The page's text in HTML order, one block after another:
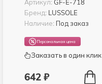
Артикул: GF-E-718
Бренд: LUSSOLE
Наличие: Под заказ
Персональная цена
Заказать в один клик
642 ₽